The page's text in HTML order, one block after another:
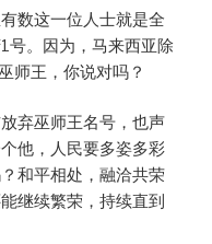
数这一位人士就是全
号。因为，马来西亚除
师王，你说对吗？
弃巫师王名号，也声
他，人民要多姿多彩
和平相处，融洽共荣
继续繁荣，持续直到